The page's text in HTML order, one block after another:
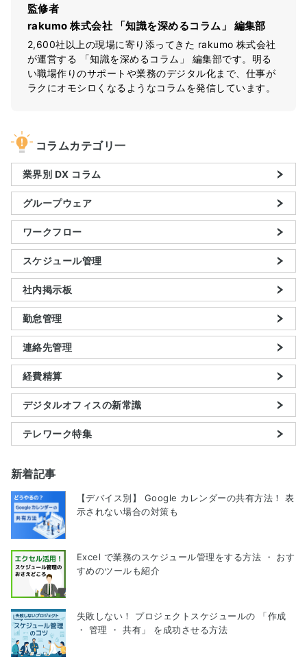
監修者
rakumo 株式会社 「知識を深めるコラム」 編集部
2,600社以上の現場に寄り添ってきた rakumo 株式会社
が運営する 「知識を深めるコラム」 編集部です。明る
い職場作りのサポートや業務のデジタル化まで、仕事が
ラクにオモシロくなるようなコラムを発信しています。
コラムカテゴリ一
業界別 DX コラム
グループウェア
ワークフロー
スケジュール管理
社内掲示板
勤怠管理
連絡先管理
経費精算
デジタルオフィスの新常識
テレワーク特集
新着記事
【デバイス別】 Google カレンダーの共有方法！ 表
示されない場合の対策も
Excel で業務のスケジュール管理をする方法 ・ おす
すめのツールも紹介
失敗しない！ プロジェクトスケジュールの 「作成
・ 管理 ・ 共有」 を成功させる方法